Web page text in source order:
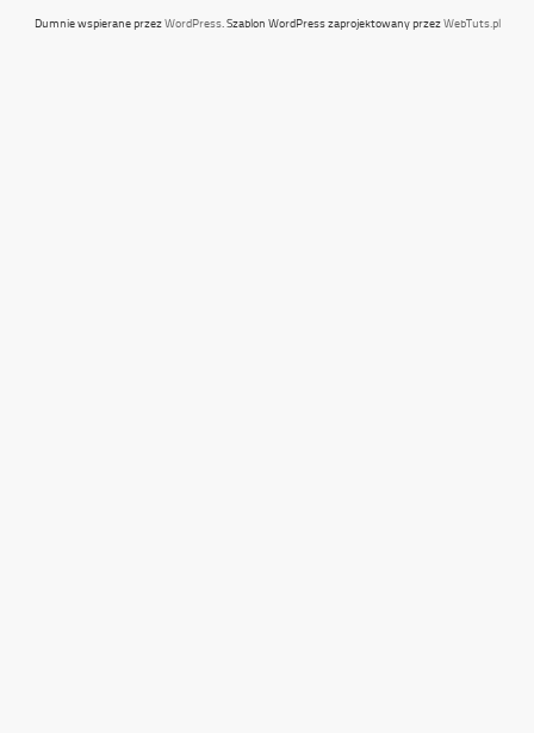
Dumnie wspierane przezWordPress. Szablon WordPress zaprojektowany przezWebTuts.pl